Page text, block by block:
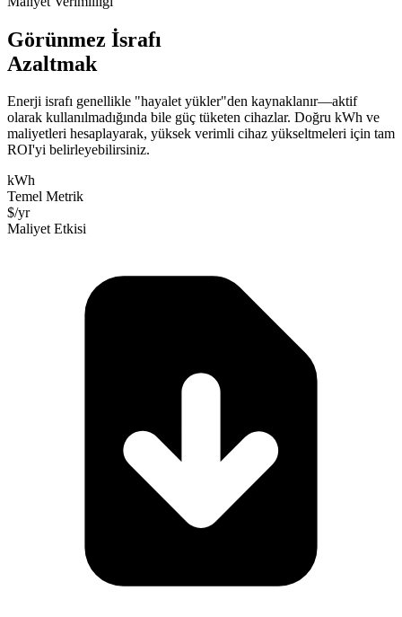
Görünmez İsrafı
Azaltmak
Enerji israfı genellikle "hayalet yükler"den kaynaklanır—aktif
olarak kullanılmadığında bile güç tüketen cihazlar. Doğru kWh ve
maliyetleri hesaplayarak, yüksek verimli cihaz yükseltmeleri için tam
ROI'yi belirleyebilirsiniz.
kWh
Temel Metrik
$/yr
Maliyet Etkisi